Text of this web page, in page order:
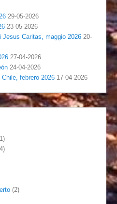
29-05-2026
23-05-2026
Caritas, maggio 2026 20-
27-04-2026
24-04-2026
febrero 2026 17-04-2026
(2)